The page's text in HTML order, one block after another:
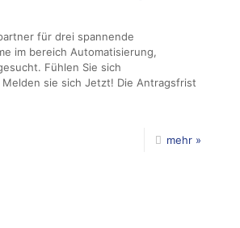
für drei spannende
im bereich Automatisierung,
Fühlen Sie sich
sie sich Jetzt! Die Antragsfrist
mehr »